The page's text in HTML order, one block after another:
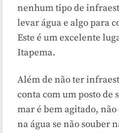
nenhum tipo de
levar água e algo para
Este é um excelente
Itapema.
Além de não ter
conta com um posto de
mar é bem agitado,
na água se não souber